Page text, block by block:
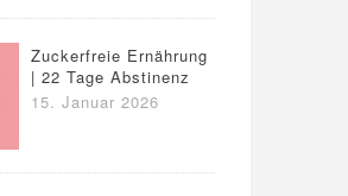
Zuckerfreie Ernährung
| 22 Tage Abstinenz
15. Januar 2026